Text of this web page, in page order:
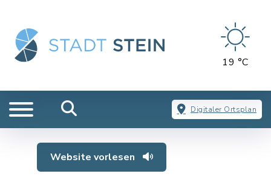
19 °C
Digitaler Ortsplan
Website vorlesen